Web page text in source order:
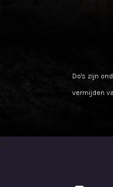
Do's zijn
vermijden